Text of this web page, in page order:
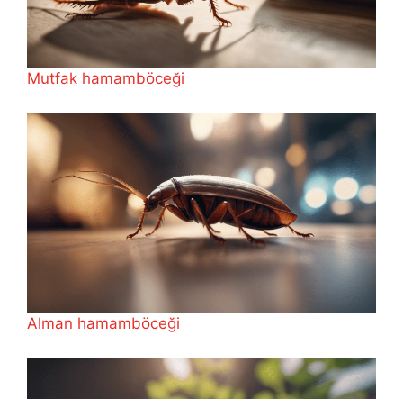
Mutfak hamamböceği
Alman hamamböceği